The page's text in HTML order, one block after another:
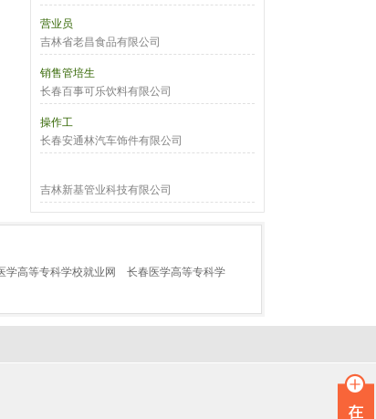
营业员
吉林省老昌食品有限公司
销售管培生
长春百事可乐饮料有限公司
操作工
长春安通林汽车饰件有限公司
吉林新基管业科技有限公司
学高等专科学校就业网
长春医学高等专科学